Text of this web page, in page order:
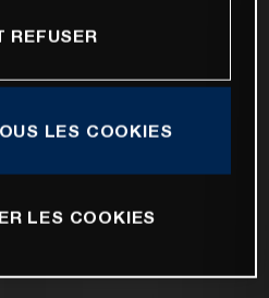
REFUSER
LES COOKIES
LES COOKIES